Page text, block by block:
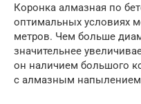
Коронка алмазная по
оптимальных условиях
метров. Чем больше
значительнее
он наличием большого
с алмазным